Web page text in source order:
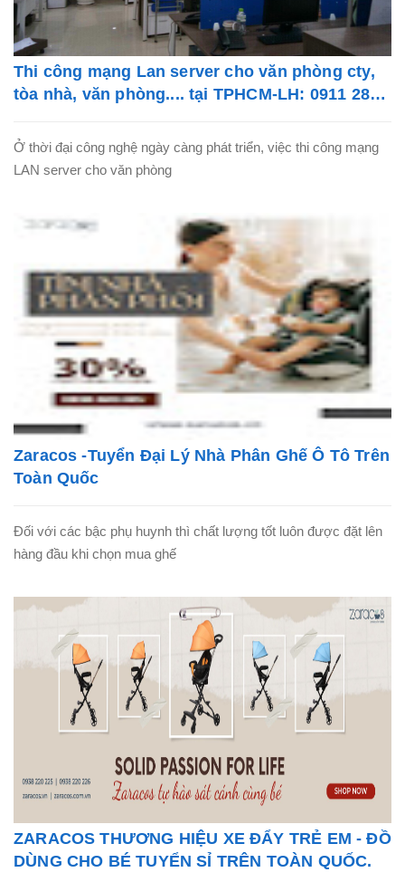
Thi công mạng Lan server cho văn phòng cty,
tòa nhà, văn phòng.... tại TPHCM-LH: 0911 28
Ở thời đại công nghệ ngày càng phát triển, việc thi công mạng
LAN server cho văn phòng
Zaracos -Tuyển Đại Lý Nhà Phân Ghế Ô Tô Trên
Toàn Quốc
Đối với các bậc phụ huynh thì chất lượng tốt luôn được đặt lên
hàng đầu khi chọn mua ghế
ZARACOS THƯƠNG HIỆU XE ĐẨY TRẺ EM - ĐỒ
DÙNG CHO BÉ TUYỂN SỈ TRÊN TOÀN QUỐC.